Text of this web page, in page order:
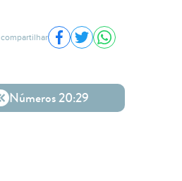
compartilhar Compartilhar no
Compartilhar no
Compartilhar
Números 20:29